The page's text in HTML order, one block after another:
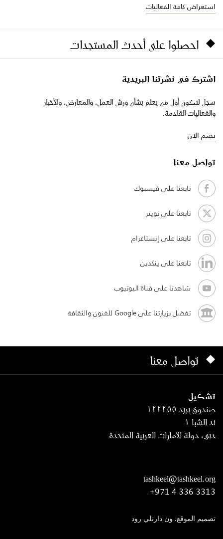
استعراض كافة الفعاليات
احصلوا على أحدث المستجدات
اشترك في نشرتنا البريدية
سجّل لتكون أول من يعلم بشأن ورش العمل، والمعارض، والأخبار
والفعاليات القادمة.
نضم الان
تواصل معنا
تابعنا على فيسبوك
تابعنا على تويتر
تابعنا على إنستاغرام
تابعنا على ينكدين
شاهدنا على قناة اليوتيوب
تفضل بزيارتنا على Google للفنون والثقافة
تواصل معنا
تشكيل
صندوق بريد ١٢٢٢٥٥
ند الشبا ١
دبي، دولة الامارات العربية المتحدة
tashkeel@tashkeel.org
+971 4 336 3313
تصميم الموقع: ون دارنلي رود